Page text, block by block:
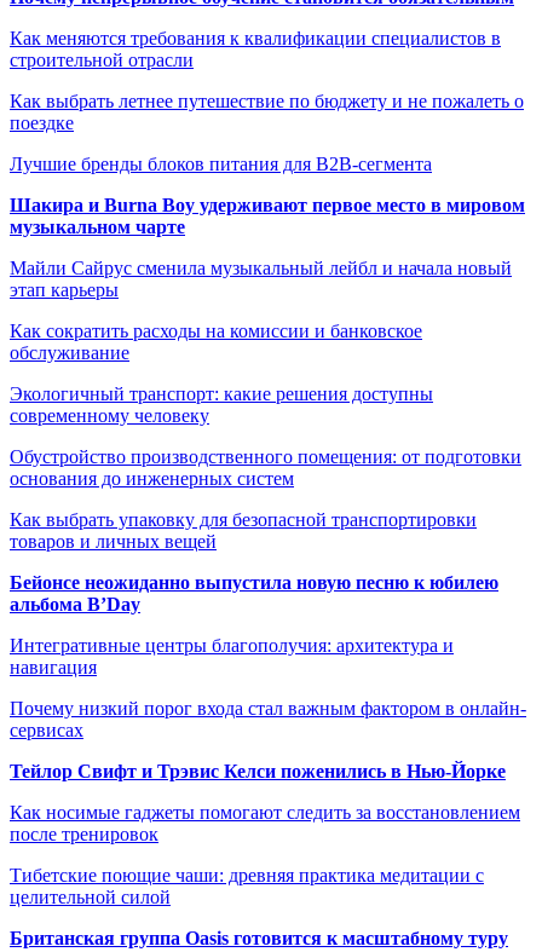
Как меняются требования к квалификации специалистов в
строительной отрасли
Как выбрать летнее путешествие по бюджету и не пожалеть о
поездке
Лучшие бренды блоков питания для B2B-сегмента
Шакира и Burna Boy удерживают первое место в мировом
музыкальном чарте
Майли Сайрус сменила музыкальный лейбл и начала новый
этап карьеры
Как сократить расходы на комиссии и банковское
обслуживание
Экологичный транспорт: какие решения доступны
современному человеку
Обустройство производственного помещения: от подготовки
основания до инженерных систем
Как выбрать упаковку для безопасной транспортировки
товаров и личных вещей
Бейонсе неожиданно выпустила новую песню к юбилею
альбома B’Day
Интегративные центры благополучия: архитектура и
навигация
Почему низкий порог входа стал важным фактором в онлайн-
сервисах
Тейлор Свифт и Трэвис Келси поженились в Нью-Йорке
Как носимые гаджеты помогают следить за восстановлением
после тренировок
Тибетские поющие чаши: древняя практика медитации с
целительной силой
Британская группа Oasis готовится к масштабному туру